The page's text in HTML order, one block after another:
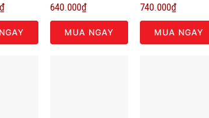
₫ 640.000₫
MUA NGAY
740.000₫
MUA NGAY